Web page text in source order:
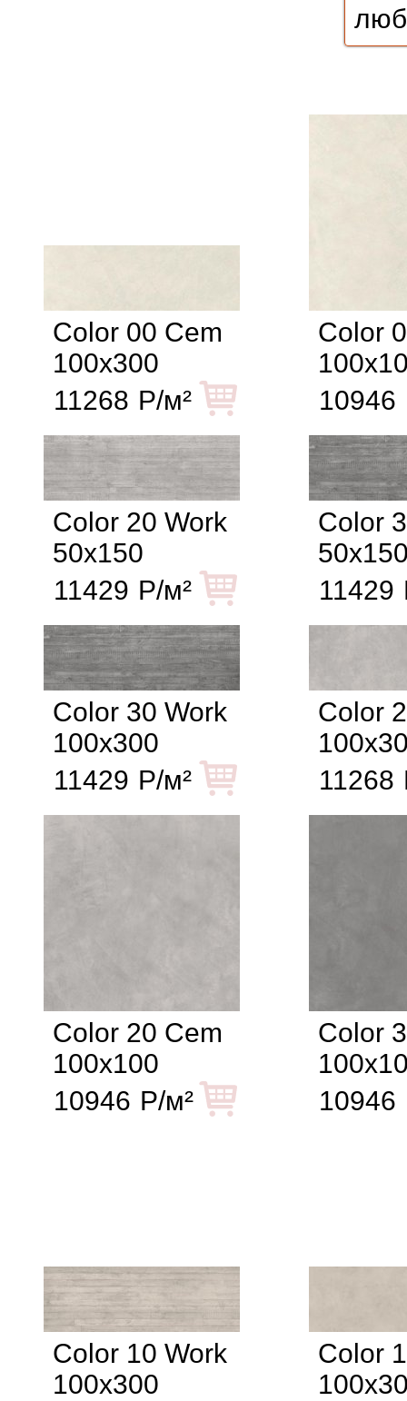
Color 00 Cem
100x300
11268 Р/м²
Color
10946
Color 20 Work
50x150
11429 Р/м²
Color
11429
Color 30 Work
100x300
11429 Р/м²
Color
11268
Color 20 Cem
100x100
10946 Р/м²
Color
10946
Color 10 Work
100x300
Color